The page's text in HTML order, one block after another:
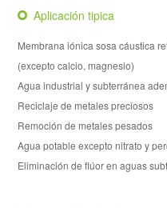
Aplicación tipica
Membrana iónica sosa cáustica
(excepto calcio, magnesio)
Agua industrial y subterránea
Reciclaje de metales preciosos
Remoción de metales pesados
Agua potable excepto nitrato y
Eliminación de flúor en aguas